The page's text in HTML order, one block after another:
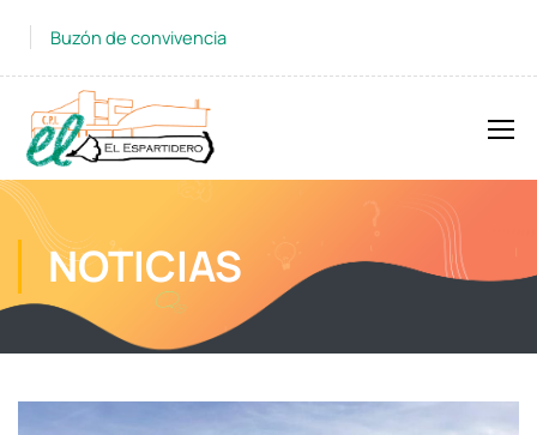
Buzón de convivencia
NOTICIAS